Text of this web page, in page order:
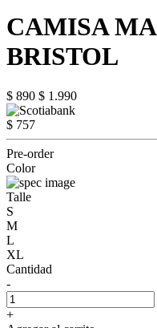
CAMISA
BRISTOL
$ 890 $ 1.990
$ 757
Pre-order
Color
Talle
S
M
L
XL
Cantidad
-
+